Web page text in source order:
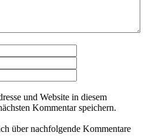
Mail-
Adresse
und Website in diesem
Kommentar speichern.
über nachfolgende Kommentare